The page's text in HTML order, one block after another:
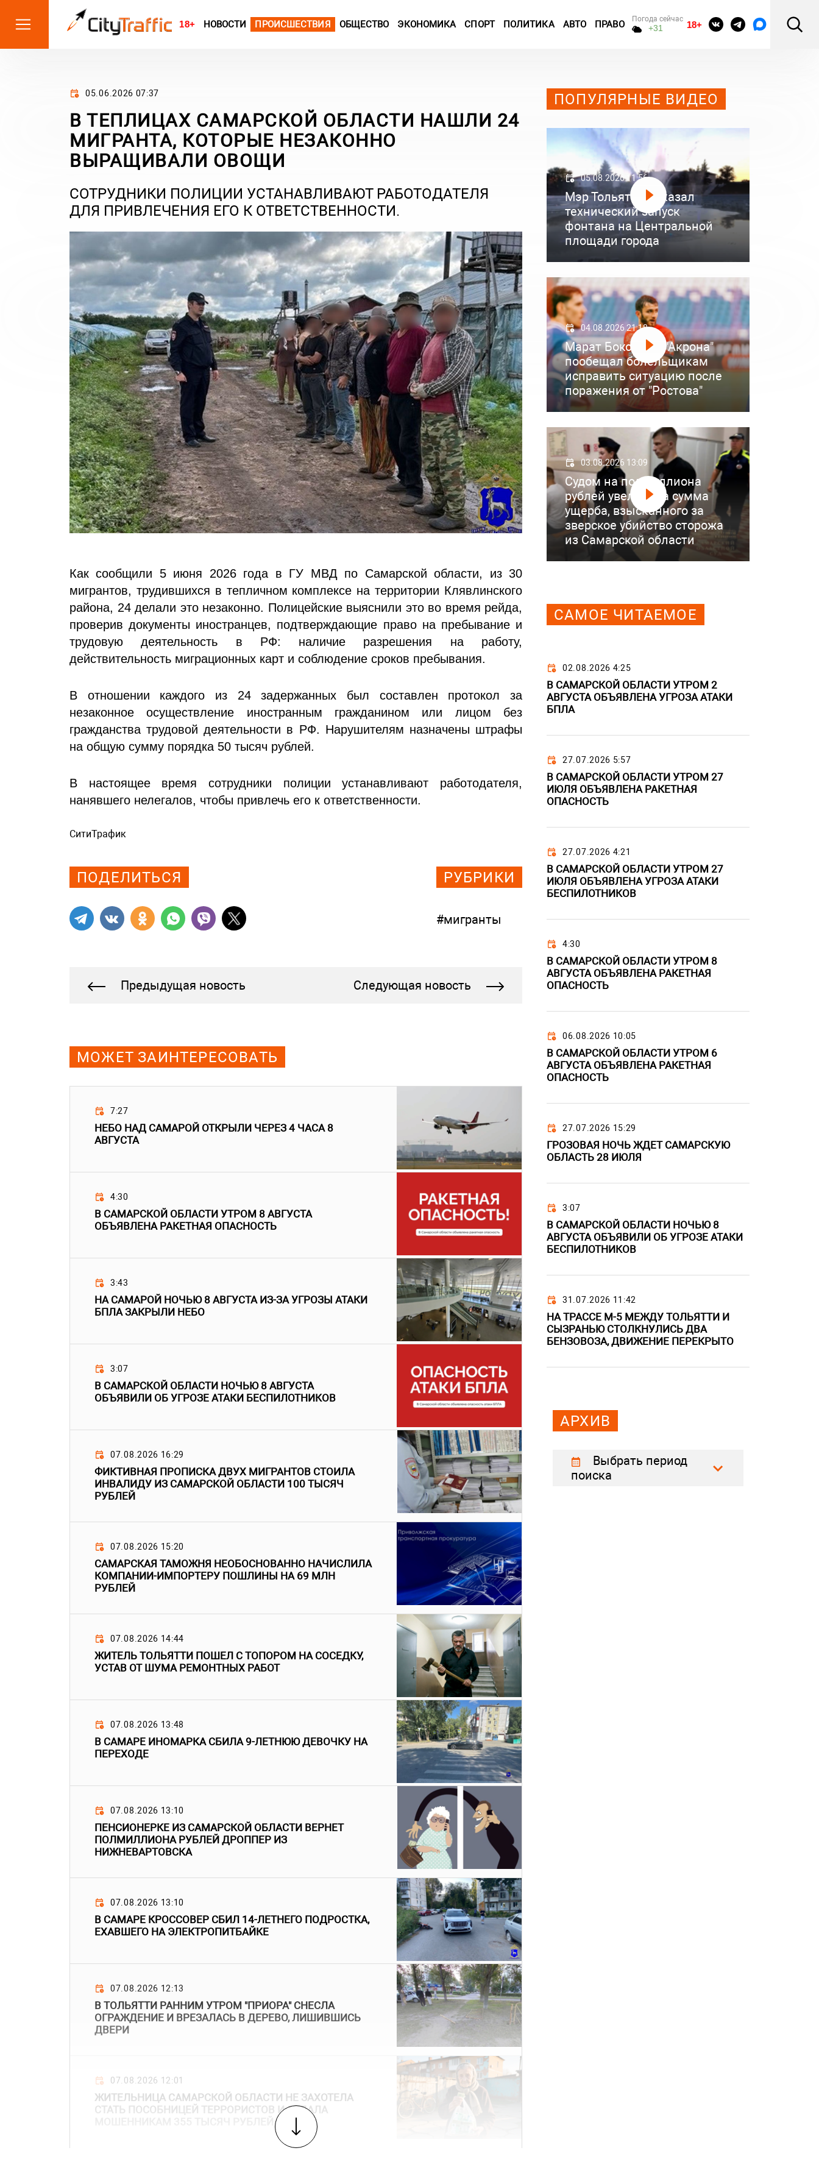
18+ НОВОСТИ ПРОИСШЕСТВИЯ ОБЩЕСТВО ЭКОНОМИКА СПОРТ ПОЛИТИКА АВТО ПРАВО Погода сейчас
+31 18+
05.06.2026 07:37
В ТЕПЛИЦАХ САМАРСКОЙ ОБЛАСТИ НАШЛИ 24
МИГРАНТА, КОТОРЫЕ НЕЗАКОННО
ВЫРАЩИВАЛИ ОВОЩИ
СОТРУДНИКИ ПОЛИЦИИ УСТАНАВЛИВАЮТ РАБОТОДАТЕЛЯ
ДЛЯ ПРИВЛЕЧЕНИЯ ЕГО К ОТВЕТСТВЕННОСТИ.
Как сообщили 5 июня 2026 года в ГУ МВД по Самарской области, из 30
мигрантов, трудившихся в тепличном комплексе на территории Клявлинского
района, 24 делали это незаконно. Полицейские выяснили это во время рейда,
проверив документы иностранцев, подтверждающие право на пребывание и
трудовую деятельность в РФ: наличие разрешения на работу,
действительность миграционных карт и соблюдение сроков пребывания.
В отношении каждого из 24 задержанных был составлен протокол за
незаконное осуществление иностранным гражданином или лицом без
гражданства трудовой деятельности в РФ. Нарушителям назначены штрафы
на общую сумму порядка 50 тысяч рублей.
В настоящее время сотрудники полиции устанавливают работодателя,
нанявшего нелегалов, чтобы привлечь его к ответственности.
СитиТрафик
ПОДЕЛИТЬСЯ РУБРИКИ
#мигранты
Предыдущая новость Следующая новость
МОЖЕТ ЗАИНТЕРЕСОВАТЬ
7:27
НЕБО НАД САМАРОЙ ОТКРЫЛИ ЧЕРЕЗ 4 ЧАСА 8
АВГУСТА
4:30
В САМАРСКОЙ ОБЛАСТИ УТРОМ 8 АВГУСТА
ОБЪЯВЛЕНА РАКЕТНАЯ ОПАСНОСТЬ
3:43
НА САМАРОЙ НОЧЬЮ 8 АВГУСТА ИЗ-ЗА УГРОЗЫ АТАКИ
БПЛА ЗАКРЫЛИ НЕБО
3:07
В САМАРСКОЙ ОБЛАСТИ НОЧЬЮ 8 АВГУСТА
ОБЪЯВИЛИ ОБ УГРОЗЕ АТАКИ БЕСПИЛОТНИКОВ
07.08.2026 16:29
ФИКТИВНАЯ ПРОПИСКА ДВУХ МИГРАНТОВ СТОИЛА
ИНВАЛИДУ ИЗ САМАРСКОЙ ОБЛАСТИ 100 ТЫСЯЧ
РУБЛЕЙ
07.08.2026 15:20
САМАРСКАЯ ТАМОЖНЯ НЕОБОСНОВАННО НАЧИСЛИЛА
КОМПАНИИ-ИМПОРТЕРУ ПОШЛИНЫ НА 69 МЛН
РУБЛЕЙ
07.08.2026 14:44
ЖИТЕЛЬ ТОЛЬЯТТИ ПОШЕЛ С ТОПОРОМ НА СОСЕДКУ,
УСТАВ ОТ ШУМА РЕМОНТНЫХ РАБОТ
07.08.2026 13:48
В САМАРЕ ИНОМАРКА СБИЛА 9-ЛЕТНЮЮ ДЕВОЧКУ НА
ПЕРЕХОДЕ
07.08.2026 13:10
ПЕНСИОНЕРКЕ ИЗ САМАРСКОЙ ОБЛАСТИ ВЕРНЕТ
ПОЛМИЛЛИОНА РУБЛЕЙ ДРОППЕР ИЗ
НИЖНЕВАРТОВСКА
07.08.2026 13:10
В САМАРЕ КРОССОВЕР СБИЛ 14-ЛЕТНЕГО ПОДРОСТКА,
ЕХАВШЕГО НА ЭЛЕКТРОПИТБАЙКЕ
07.08.2026 12:13
В ТОЛЬЯТТИ РАННИМ УТРОМ "ПРИОРА" СНЕСЛА
ОГРАЖДЕНИЕ И ВРЕЗАЛАСЬ В ДЕРЕВО, ЛИШИВШИСЬ
ДВЕРИ
07.08.2026 12:01
ЖИТЕЛЬНИЦА САМАРСКОЙ ОБЛАСТИ НЕ ЗАХОТЕЛА
СТАТЬ ПОСОБНИЦЕЙ ТЕРРОРИСТОВ И ОТДАЛА
ПОПУЛЯРНЫЕ ВИДЕО
05.08.2026 11:56
Мэр Тольятти показал
технический запуск
фонтана на Центральной
площади города
04.08.2026 21:18
Марат Бокоев из "Акрона"
пообещал болельщикам
исправить ситуацию после
поражения от "Ростова"
03.08.2026 13:09
Судом на полмиллиона
рублей увеличена сумма
ущерба, взысканного за
зверское убийство сторожа
из Самарской области
САМОЕ ЧИТАЕМОЕ
02.08.2026 4:25
В САМАРСКОЙ ОБЛАСТИ УТРОМ 2
АВГУСТА ОБЪЯВЛЕНА УГРОЗА АТАКИ
БПЛА
27.07.2026 5:57
В САМАРСКОЙ ОБЛАСТИ УТРОМ 27
ИЮЛЯ ОБЪЯВЛЕНА РАКЕТНАЯ
ОПАСНОСТЬ
27.07.2026 4:21
В САМАРСКОЙ ОБЛАСТИ УТРОМ 27
ИЮЛЯ ОБЪЯВЛЕНА УГРОЗА АТАКИ
БЕСПИЛОТНИКОВ
4:30
В САМАРСКОЙ ОБЛАСТИ УТРОМ 8
АВГУСТА ОБЪЯВЛЕНА РАКЕТНАЯ
ОПАСНОСТЬ
06.08.2026 10:05
В САМАРСКОЙ ОБЛАСТИ УТРОМ 6
АВГУСТА ОБЪЯВЛЕНА РАКЕТНАЯ
ОПАСНОСТЬ
27.07.2026 15:29
ГРОЗОВАЯ НОЧЬ ЖДЕТ САМАРСКУЮ
ОБЛАСТЬ 28 ИЮЛЯ
3:07
В САМАРСКОЙ ОБЛАСТИ НОЧЬЮ 8
АВГУСТА ОБЪЯВИЛИ ОБ УГРОЗЕ АТАКИ
БЕСПИЛОТНИКОВ
31.07.2026 11:42
НА ТРАССЕ М-5 МЕЖДУ ТОЛЬЯТТИ И
СЫЗРАНЬЮ СТОЛКНУЛИСЬ ДВА
БЕНЗОВОЗА, ДВИЖЕНИЕ ПЕРЕКРЫТО
АРХИВ
Выбрать период
поиска